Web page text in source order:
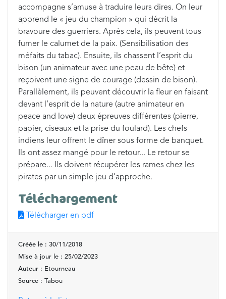
accompagne s’amuse à traduire leurs dires. On leur
apprend le « jeu du champion » qui décrit la
bravoure des guerriers. Après cela, ils peuvent tous
fumer le calumet de la paix. (Sensibilisation des
méfaits du tabac). Ensuite, ils chassent l’esprit du
bison (un animateur avec une peau de bête) et
reçoivent une signe de courage (dessin de bison).
Parallèlement, ils peuvent découvrir la fleur en faisant
devant l’esprit de la nature (autre animateur en
peace and love) deux épreuves différentes (pierre,
papier, ciseaux et la prise du foulard). Les chefs
indiens leur offrent le dîner sous forme de banquet.
Ils ont assez mangé pour le retour... Le retour se
prépare... Ils doivent récupérer les rames chez les
pirates par un simple jeu d’approche.
Téléchargement
Télécharger en pdf
Créée le : 30/11/2018
Mise à jour le : 25/02/2023
Auteur : Etourneau
Source : Tabou